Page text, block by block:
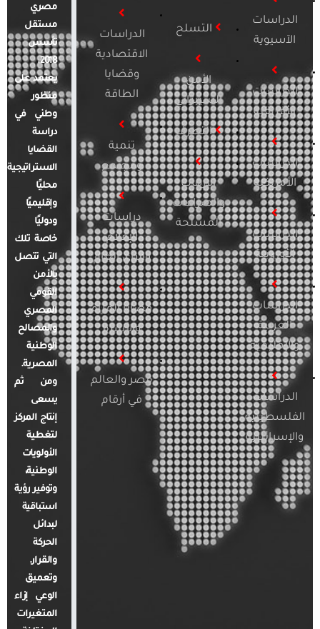
الدراسات
الآسيوية
الدراسات
الأفريقية
الدراسات
الأمريكية
الدراسات
الأوروبية
الدراسات
العربية
والإقليمية
الدراسات
الفلسطينية
والإسرائيلية
التسلح
الأمن
السيبراني
التطرف
الإرهاب
والصراعات
المسلحة
الدراسات
الاقتصادية
وقضايا
الطاقة
تنمية
ومجتمع
دراسات
الإعلام
والرأي العام
قضايا المرأة
والأسرة
مصر والعالم
في أرقام
مصري
مستقل
تأسس
2018.
يعتمد على
منظور
وطني في
دراسة
القضايا
الاستراتيجية
محليًا
وإقليميًا
ودوليًا
خاصة تلك
التي تتصل
بالأمن
القومي
المصري
والمصالح
الوطنية
المصرية.
ومن ثم
يسعى
إنتاج المركز
لتغطية
الأولويات
الوطنية،
وتوفير رؤية
استباقية
لبدائل
الحركة
والقرار.
وتعميق
الوعي إزاء
المتغيرات